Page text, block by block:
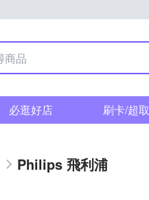
必逛好店 刷卡/超取
Philips 飛利浦